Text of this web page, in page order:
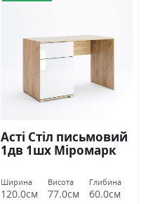
Асті Стіл письмовий
1дв 1шх Міромарк
Ширина
120.0см
Висота
77.0см
Глибина
60.0см